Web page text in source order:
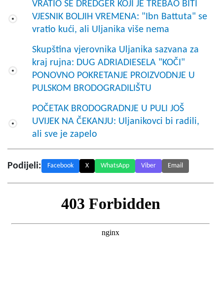
VRATIO SE DREDGER KOJI JE TREBAO BITI
VJESNIK BOLJIH VREMENA: "Ibn Battuta" se
vratio kući, ali Uljanika više nema
Skupština vjerovnika Uljanika sazvana za
kraj rujna: DUG ADRIADIESELA "KOČI"
PONOVNO POKRETANJE PROIZVODNJE U
PULSKOM BRODOGRADILIŠTU
POČETAK BRODOGRADNJE U PULI JOŠ
UVIJEK NA ČEKANJU: Uljanikovci bi radili,
ali sve je zapelo
Podijeli: Facebook X WhatsApp Viber Email